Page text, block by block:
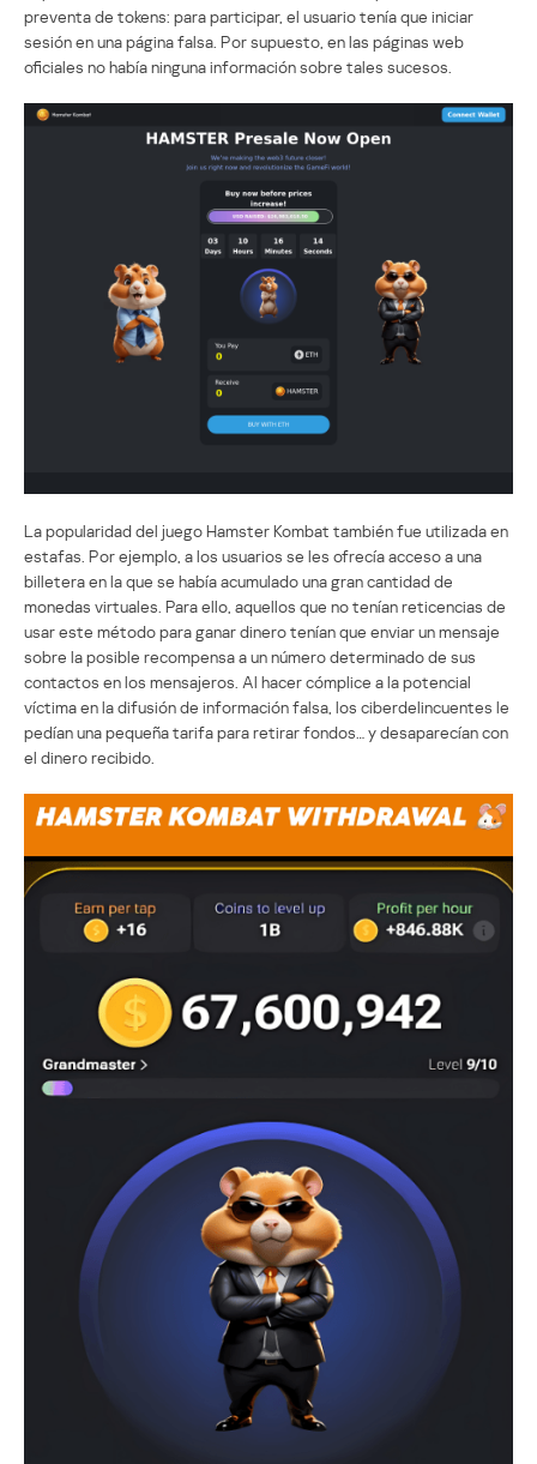
preventa de tokens: para participar, el usuario tenía que iniciar
sesión en una página falsa. Por supuesto, en las páginas web
oficiales no había ninguna información sobre tales sucesos.
La popularidad del juego Hamster Kombat también fue utilizada en
estafas. Por ejemplo, a los usuarios se les ofrecía acceso a una
billetera en la que se había acumulado una gran cantidad de
monedas virtuales. Para ello, aquellos que no tenían reticencias de
usar este método para ganar dinero tenían que enviar un mensaje
sobre la posible recompensa a un número determinado de sus
contactos en los mensajeros. Al hacer cómplice a la potencial
víctima en la difusión de información falsa, los ciberdelincuentes le
pedían una pequeña tarifa para retirar fondos… y desaparecían con
el dinero recibido.